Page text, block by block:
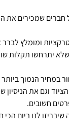
שמכירים את
ומומלץ
יתרחשו תקלות
במחיר הנמוך
וגם את
חשובים.
לנו ביום